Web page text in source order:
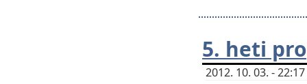
5. heti
2012. 10. 03. -